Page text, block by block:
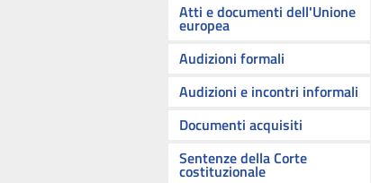
Atti e documenti dell'Unione
europea
Audizioni formali
Audizioni e incontri informali
Documenti acquisiti
Sentenze della Corte
costituzionale